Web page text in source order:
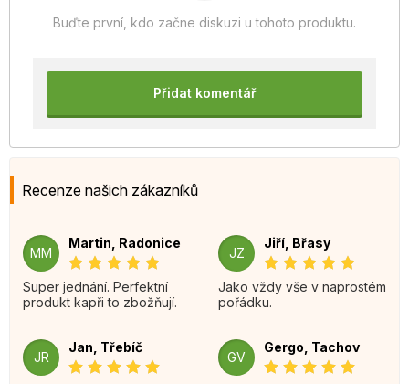
Buďte první, kdo začne diskuzi u tohoto produktu.
Přidat komentář
Recenze našich zákazníků
MM
Martin, Radonice
Super jednání. Perfektní
produkt kapři to zbožňují.
JZ
Jiří, Břasy
Jako vždy vše v naprostém
pořádku.
JR
Jan, Třebíč
GV
Gergo, Tachov